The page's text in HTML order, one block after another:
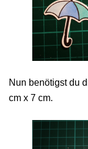
Nun benötigst du
cm x 7 cm.